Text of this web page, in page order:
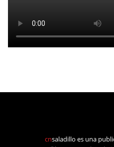
cnsaladillo es una